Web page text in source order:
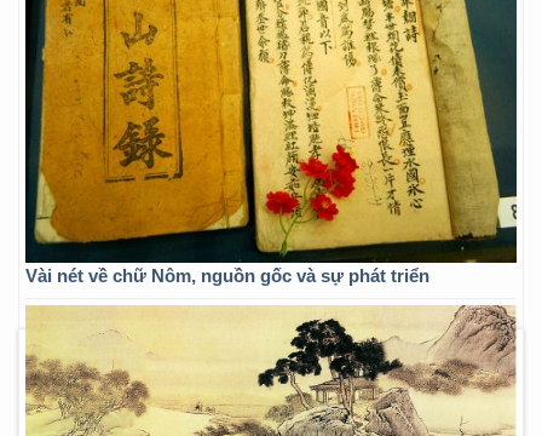
Vài nét về chữ Nôm, nguồn gốc và sự phát triển